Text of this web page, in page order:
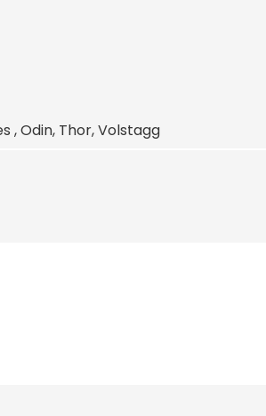
, Odin, Thor, Volstagg